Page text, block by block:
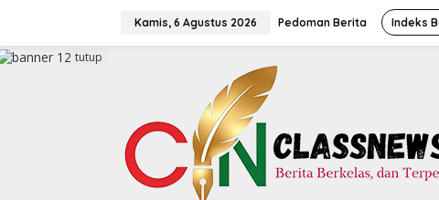
a
Kamis, 6 Agustus 2026 Pedoman Berita Indeks
tutup